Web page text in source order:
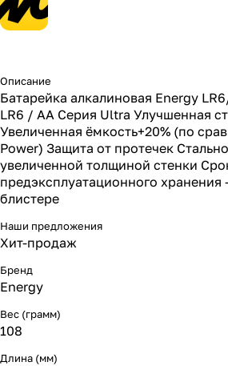
Описание
Батарейка алкалиновая Energy
LR6 / АА Серия Ultra Улучшенная
Увеличенная ёмкость+20% (по
Power) Защита от протечек
увеличенной толщиной стенки
предэксплуатационного хранения
блистере
Наши предложения
Хит-продаж
Бренд
Energy
Вес (грамм)
108
Длина (мм)